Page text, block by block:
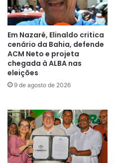
Em Nazaré, Elinaldo critica
cenário da Bahia, defende
ACM Neto e projeta
chegada à ALBA nas
eleições
9 de agosto de 2026